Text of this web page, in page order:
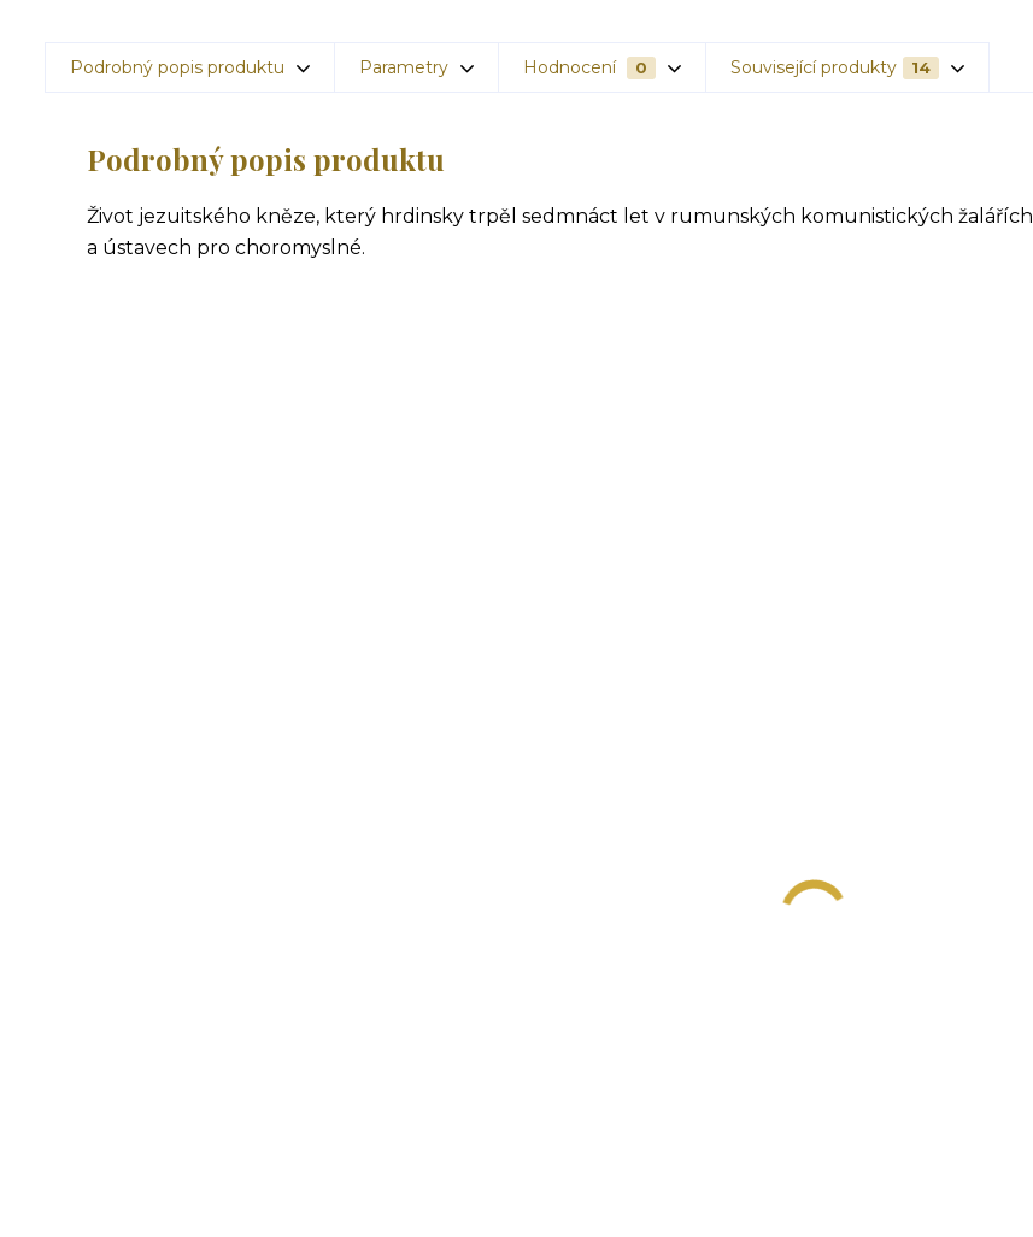
Podrobný popis produktu Parametry Hodnocení 0 Související produkty 14
Podrobný popis produktu
Život jezuitského kněze, který hrdinsky trpěl sedmnáct let v rumunských komunistických žalářích
a ústavech pro choromyslné.